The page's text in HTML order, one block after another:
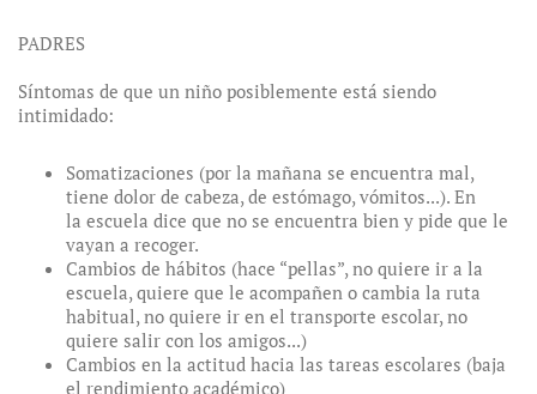
PADRES
Síntomas de que un niño posiblemente está siendo
intimidado:
Somatizaciones (por la mañana se encuentra mal,
tiene dolor de cabeza, de estómago, vómitos...). En
la escuela dice que no se encuentra bien y pide que le
vayan a recoger.
Cambios de hábitos (hace “pellas”, no quiere ir a la
escuela, quiere que le acompañen o cambia la ruta
habitual, no quiere ir en el transporte escolar, no
quiere salir con los amigos...)
Cambios en la actitud hacia las tareas escolares (baja
el rendimiento académico)